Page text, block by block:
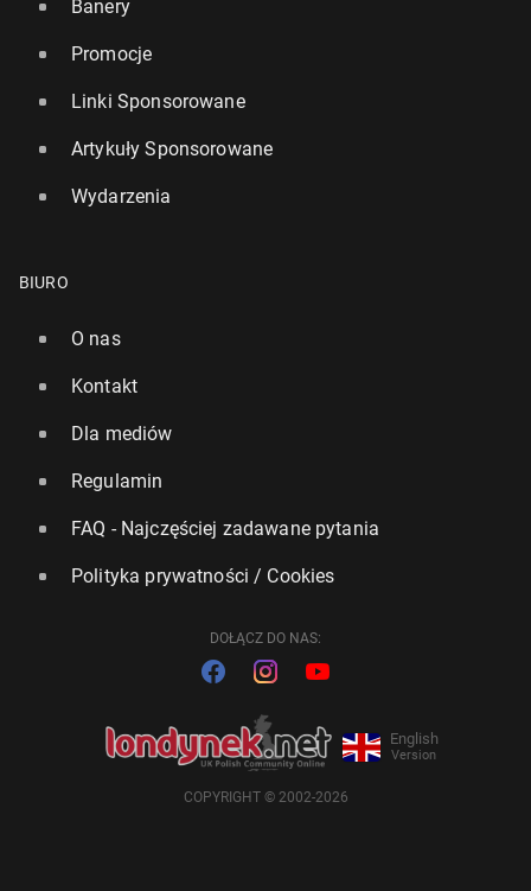
Banery
Promocje
Linki Sponsorowane
Artykuły Sponsorowane
Wydarzenia
BIURO
O nas
Kontakt
Dla mediów
Regulamin
FAQ - Najczęściej zadawane pytania
Polityka prywatności / Cookies
DOŁĄCZ DO NAS:
English
Version
COPYRIGHT © 2002-2026